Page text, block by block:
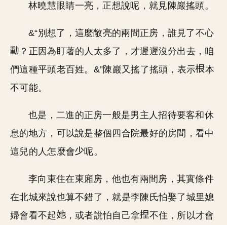
林曉慧眼睛一亮，正想說呢，就見陳巖搖頭。
&“別想了，這麼敞亮的兩間正房，誰見了不心
？正因為盯著的人太多了，才遲遲沒分出去，咱
們這種平頭老百姓。&”陳巖又搖了搖頭，表示
本
不可能。
也是，二進的正房一般是男主人招待要客和休
息的地方，可以說是整個四合院最好的房間，看中
這兒的人怎麼會
呢。
李向東住在東廂房，他也有兩間房，其實條件
在北城來說也算不錯了，就是李陳氏怕娶了城里媳
婦會看不起
，或者說怕自己拿
不住，所以才會